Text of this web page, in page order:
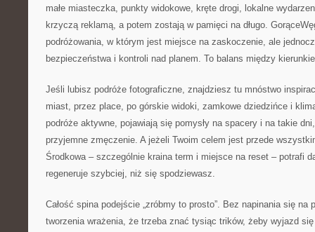
małe miasteczka, punkty widokowe, kręte drogi, lokalne
krzyczą reklamą, a potem zostają w pamięci na długo.
podróżowania, w którym jest miejsce na zaskoczenie, ale
bezpieczeństwa i kontroli nad planem. To balans między
Jeśli lubisz podróże fotograficzne, znajdziesz tu mnóstwo
miast, przez place, po górskie widoki, zamkowe dziedzińce i
podróże aktywne, pojawiają się pomysły na spacery i na takie
przyjemne zmęczenie. A jeżeli Twoim celem jest przede
Środkowa – szczególnie kraina term i miejsce na reset – potrafi
regeneruje szybciej, niż się spodziewasz.
Całość spina podejście „zróbmy to prosto”. Bez napinania się na
tworzenia wrażenia, że trzeba znać tysiąc trików, żeby wyjazd